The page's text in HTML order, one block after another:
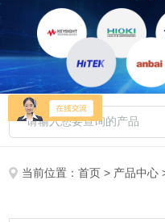
当前位置：首页 > 产品中心